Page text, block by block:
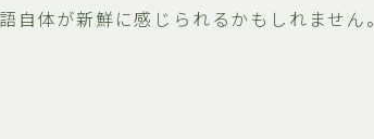
自体が新鮮に感じられるかもしれません。